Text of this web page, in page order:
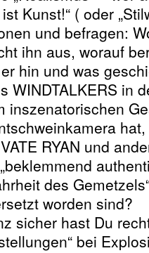
ist Kunst!“ ( oder
und befragen:
ihn aus, worauf
hin und was
WINDTALKERS in
inszenatorischen
RYAN und
des
worden sind?
sicher hast Du
bei